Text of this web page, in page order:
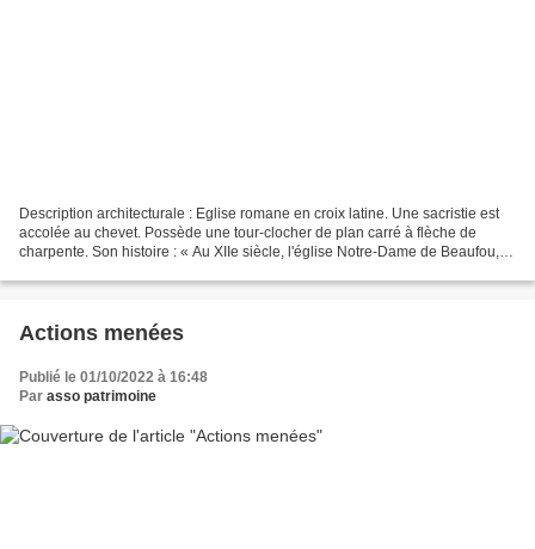
Description architecturale : Eglise romane en croix latine. Une sacristie est
accolée au chevet. Possède une tour-clocher de plan carré à flèche de
charpente. Son histoire : « Au XIIe siècle, l'église Notre-Dame de Beaufou,
Actions menées
Publié le 01/10/2022 à 16:48
Par asso patrimoine